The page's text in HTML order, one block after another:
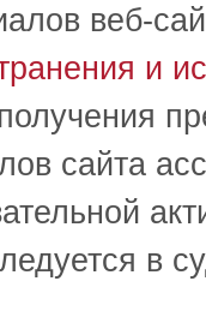
веб-
и
сайта
в